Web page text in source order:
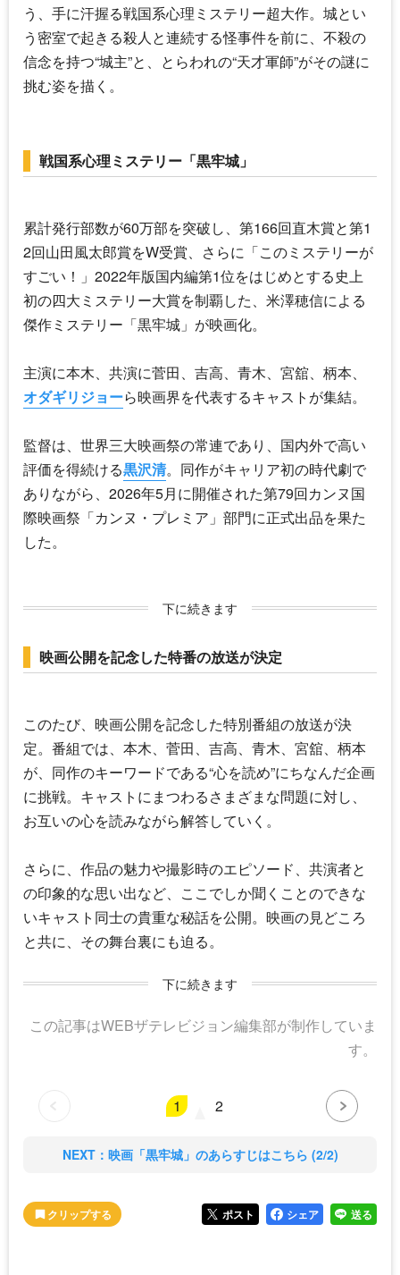
う、手に汗握る戦国系心理ミステリー超大作。城とい
う密室で起きる殺人と連続する怪事件を前に、不殺の
信念を持つ“城主”と、とらわれの“天才軍師”がその謎に
挑む姿を描く。
戦国系心理ミステリー「黒牢城」
累計発行部数が60万部を突破し、第166回直木賞と第1
2回山田風太郎賞をW受賞、さらに「このミステリーが
すごい！」2022年版国内編第1位をはじめとする史上
初の四大ミステリー大賞を制覇した、米澤穂信による
傑作ミステリー「黒牢城」が映画化。
主演に本木、共演に菅田、吉高、青木、宮舘、柄本、
オダギリジョーら映画界を代表するキャストが集結。
監督は、世界三大映画祭の常連であり、国内外で高い
評価を得続ける黒沢清。同作がキャリア初の時代劇で
ありながら、2026年5月に開催された第79回カンヌ国
際映画祭「カンヌ・プレミア」部門に正式出品を果た
した。
下に続きます
映画公開を記念した特番の放送が決定
このたび、映画公開を記念した特別番組の放送が決
定。番組では、本木、菅田、吉高、青木、宮舘、柄本
が、同作のキーワードである“心を読め”にちなんだ企画
に挑戦。キャストにまつわるさまざまな問題に対し、
お互いの心を読みながら解答していく。
さらに、作品の魅力や撮影時のエピソード、共演者と
の印象的な思い出など、ここでしか聞くことのできな
いキャスト同士の貴重な秘話を公開。映画の見どころ
と共に、その舞台裏にも迫る。
下に続きます
この記事はWEBザテレビジョン編集部が制作していま
す。
1 2
NEXT：映画「黒牢城」のあらすじはこちら (2/2)
ポスト シェア 送る